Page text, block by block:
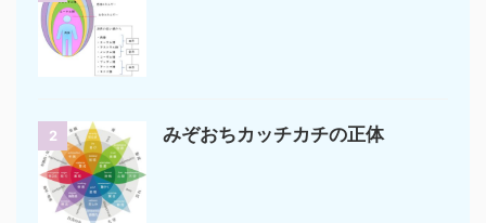
2 みぞおちカッチカチの正体